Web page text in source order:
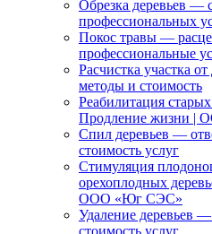
Обрезка деревьев —
профессиональных
Покос травы —
профессиональные
Расчистка участка
методы и стоимость
Реабилитация
Продление жизни |
Спил деревьев —
стоимость услуг
Стимуляция
орехоплодных
ООО «Юг СЭС»
Удаление деревьев
стоимость услуг